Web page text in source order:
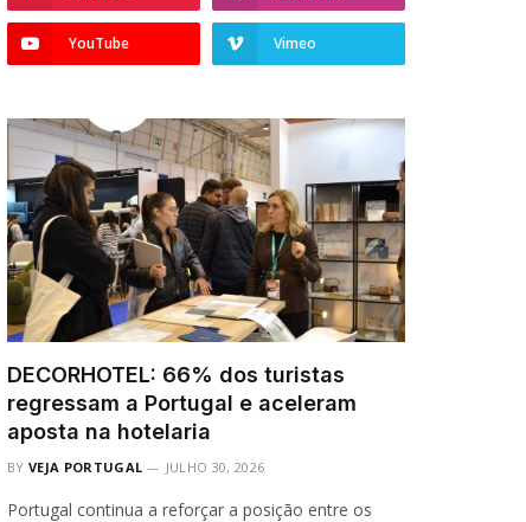
YouTube Vimeo
DECORHOTEL: 66% dos turistas
regressam a Portugal e aceleram
aposta na hotelaria
BY VEJA PORTUGAL JULHO 30, 2026
Portugal continua a reforçar a posição entre os